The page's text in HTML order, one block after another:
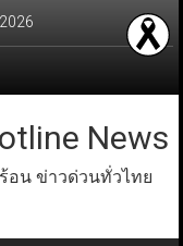
News
อน ข่าวด่วนทั่วไทย